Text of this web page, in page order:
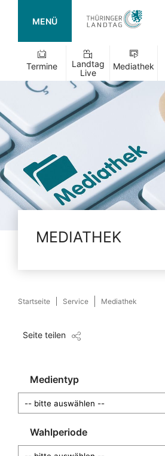
MENÜ
Termine
Landtag
Live
Mediathek
MEDIATHEK
Startseite Service Mediathek
Seite teilen
Medientyp
Wahlperiode